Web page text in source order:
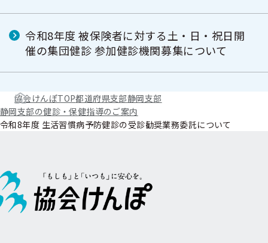
令和8年度 被保険者に対する土・日・祝日開
催の集団健診 参加健診機関募集について
協会けんぽTOP都道府県支部静岡支部
静岡支部の健診・保健指導のご案内
令和8年度 生活習慣病予防健診の受診勧奨業務委託について